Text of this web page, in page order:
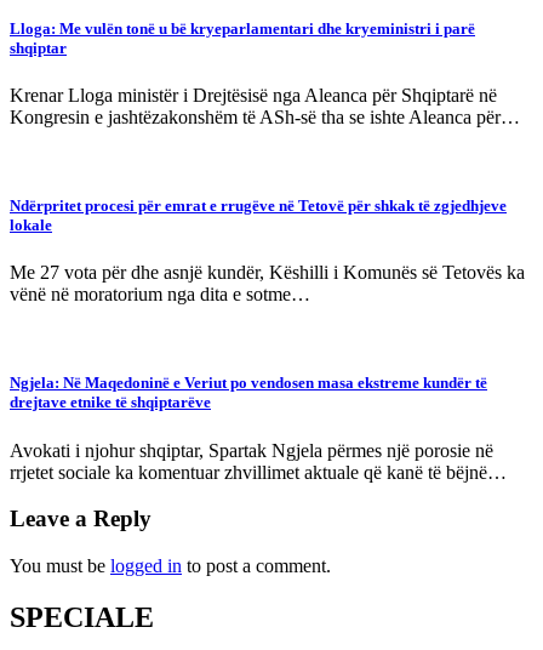
Lloga: Me vulën tonë u bë kryeparlamentari dhe kryeministri i parë
shqiptar
Krenar Lloga ministër i Drejtësisë nga Aleanca për Shqiptarë në
Kongresin e jashtëzakonshëm të ASh-së tha se ishte Aleanca për…
Ndërpritet procesi për emrat e rrugëve në Tetovë për shkak të zgjedhjeve
lokale
Me 27 vota për dhe asnjë kundër, Këshilli i Komunës së Tetovës ka
vënë në moratorium nga dita e sotme…
Ngjela: Në Maqedoninë e Veriut po vendosen masa ekstreme kundër të
drejtave etnike të shqiptarëve
Avokati i njohur shqiptar, Spartak Ngjela përmes një porosie në
rrjetet sociale ka komentuar zhvillimet aktuale që kanë të bëjnë…
Leave a Reply
You must be logged in to post a comment.
SPECIALE